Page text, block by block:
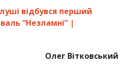
відбувся перший
“Незламні” |
Олег Вітковський